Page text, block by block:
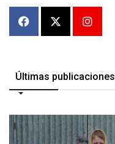
Últimas publicaciones